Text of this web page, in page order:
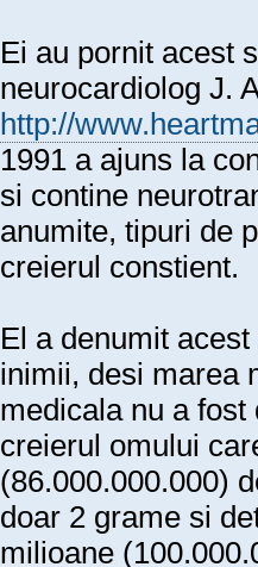
Ei au pornit acest
neurocardiolog J.
http://
1991 a ajuns la
si contine
anumite, tipuri de
creierul constient.
El a denumit
inimii, desi marea
medicala nu a
creierul omului
(86.000.000.000)
doar 2 grame si
milioane